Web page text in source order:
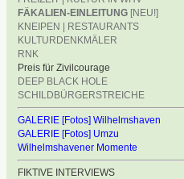
FÄKALIEN-EINLEITUNG [NEU!]
KNEIPEN | RESTAURANTS
KULTURDENKMÄLER
RNK
Preis für Zivilcourage
DEEP BLACK HOLE
SCHILDBÜRGERSTREICHE
GALERIE [Fotos] Wilhelmshaven
GALERIE [Fotos] Umzu
Wilhelmshavener Momente
FIKTIVE INTERVIEWS